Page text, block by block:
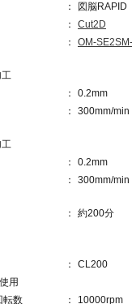
図脳RAPID
Cut2D
OM-
0.2mm
300mm/min
0.2mm
300mm/min
約200分
CL200
用
転数
10000rpm